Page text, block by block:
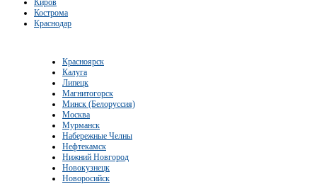
Киров
Кострома
Краснодар
Красноярск
Калуга
Липецк
Магнитогорск
Минск (Белоруссия)
Москва
Мурманск
Набережные Челны
Нефтекамск
Нижний Новгород
Новокузнецк
Новоросийск